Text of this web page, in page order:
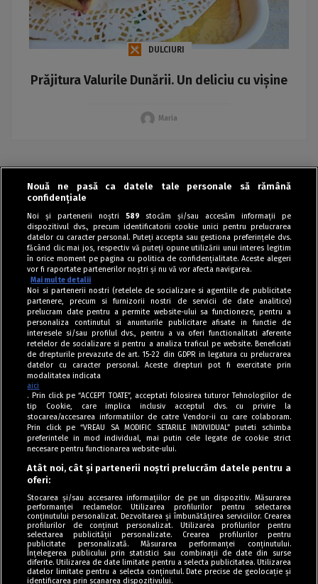
DULCIURI
Prăjitura Valurile Dunării. Un deliciu cu vișine
Maria
‹
Tag index
Program Antena 1
Politica de cookies
Politica de confidențialitate
Termeni și condiții
Nouă ne pasă ca datele tale personale să rămână
confidențiale
Noi și partenerii noștri 589 stocăm și/sau accesăm informații pe
dispozitivul dvs., precum identificatorii cookie unici pentru prelucrarea
datelor cu caracter personal. Puteți accepta sau gestiona preferințele dvs.
făcând clic mai jos, respectiv vă puteți opune utilizării unui interes legitim
în orice moment pe pagina cu politica de confidențialitate. Aceste alegeri
vor fi raportate partenerilor noștri și nu vă vor afecta navigarea.
Mai multe detalii
Noi si partenerii nostri (retelele de socializare si agentiile de publicitate
partenere, precum si furnizorii nostri de servicii de date analitice)
prelucram date pentru a permite website-ului sa functioneze, pentru a
personaliza continutul si anunturile publicitare afisate in functie de
interesele si/sau profilul dvs., pentru a va oferi functionalitati aferente
retelelor de socializare si pentru a analiza traficul pe website. Beneficiati
de drepturile prevazute de art. 15-22 din GDPR in legatura cu prelucrarea
datelor cu caracter personal. Aceste drepturi pot fi exercitate prin
modalitatea indicata
aici
. Prin click pe “ACCEPT TOATE”, acceptati folosirea tuturor Tehnologiilor de
tip Cookie, care implica inclusiv acceptul dvs. cu privire la
stocarea/accesarea informatiilor de catre Vendor-ii cu care colaboram.
Prin click pe “VREAU SA MODIFIC SETARILE INDIVIDUAL” puteti schimba
preferintele in mod individual, mai putin cele legate de cookie strict
necesare pentru functionarea website-ului.
Atât noi, cât și partenerii noștri prelucrăm datele pentru a
oferi:
Stocarea și/sau accesarea informațiilor de pe un dispozitiv. Măsurarea
performanței reclamelor. Utilizarea profilurilor pentru selectarea
conținutului personalizat. Dezvoltarea și îmbunătățirea serviciilor. Crearea
profilurilor de conținut personalizat. Utilizarea profilurilor pentru
selectarea publicității personalizate. Crearea profilurilor pentru
publicitate personalizată. Măsurarea performanței conținutului.
Înțelegerea publicului prin statistici sau combinații de date din surse
diferite. Utilizarea de date limitate pentru a selecta publicitatea. Utilizarea
datelor limitate pentru a selecta conținutul. Date precise de geolocație și
identificarea prin scanarea dispozitivului.